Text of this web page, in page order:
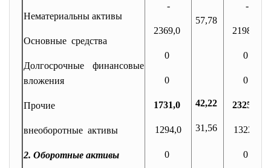
Нематериальны активы
Основные средства
Долгосрочные финансовые
вложения
Прочие
внеоборотные активы
2. Оборотные активы
-
2369,0
0
0
1731,0
1294,0
0
57,78
42,22
31,56
-
2198,0
0
0
2325,0
1322,0
0